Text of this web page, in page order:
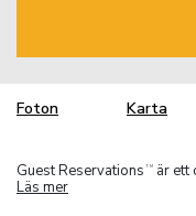
Foton Karta
Guest Reservations TM
är ett
Läs mer